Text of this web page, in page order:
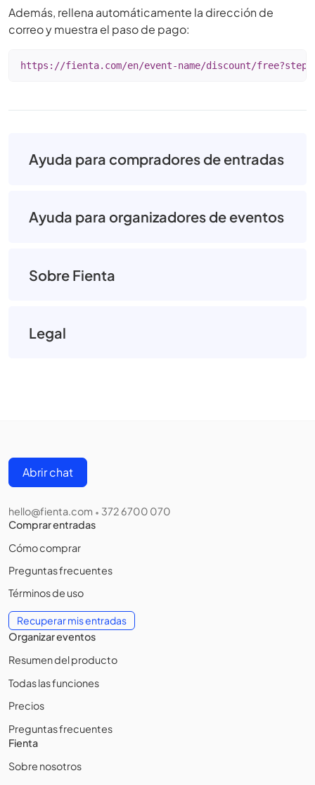
Además, rellena automáticamente la dirección de
correo y muestra el paso de pago:
https://fienta.com/en/event-name/discount/
Ayuda para compradores de entradas
Ayuda para organizadores de eventos
Sobre Fienta
Legal
Abrir chat
hello@fienta.com • 372 6700 070
Comprar entradas
Cómo comprar
Preguntas frecuentes
Términos de uso
Recuperar mis entradas
Organizar eventos
Resumen del producto
Todas las funciones
Precios
Preguntas frecuentes
Fienta
Sobre nosotros